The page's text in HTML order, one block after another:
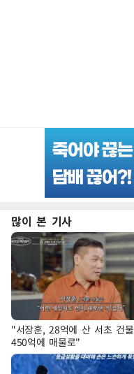
많이 본 기사
"서장훈, 28억에 산 서초 건물
450억에 매물로"